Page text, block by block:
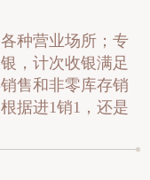
种营业场所；专
，计次收银满足
售和非零库存销
据进1销1，还是